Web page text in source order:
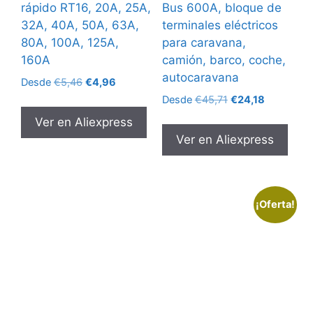
rápido RT16, 20A, 25A,
32A, 40A, 50A, 63A,
80A, 100A, 125A,
160A
Desde €5,46 El
original
era:
€5,46.
€4,96
actual
es:
€4,96.
Ver en Aliexpress
Bus 600A, bloque de
terminales eléctricos
para caravana,
camión, barco, coche,
autocaravana
Desde€45,71 El
original
era:
€45,71.
€24,18El
actual
es:
€24,18.
Ver en Aliexpress
¡Oferta!